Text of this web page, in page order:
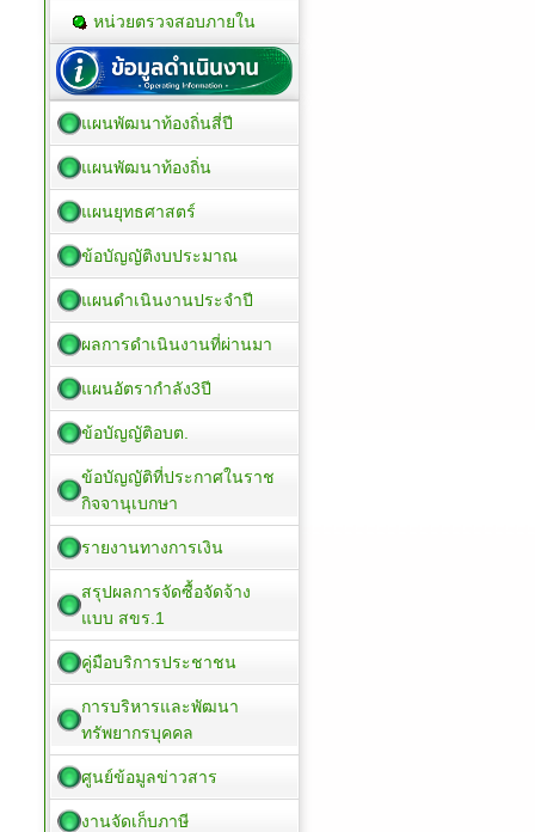
หน่วยตรวจสอบภายใน
แผนพัฒนาท้องถิ่นสี่ปี
แผนพัฒนาท้องถิ่น
แผนยุทธศาสตร์
ข้อบัญญัติงบประมาณ
แผนดำเนินงานประจำปี
ผลการดำเนินงานที่ผ่านมา
แผนอัตรากำลัง3ปี
ข้อบัญญัติอบต.
ข้อบัญญัติที่ประกาศในราช
กิจจานุเบกษา
รายงานทางการเงิน
สรุปผลการจัดซื้อจัดจ้าง
แบบ สขร.1
คู่มือบริการประชาชน
การบริหารและพัฒนา
ทรัพยากรบุคคล
ศูนย์ข้อมูลข่าวสาร
งานจัดเก็บภาษี